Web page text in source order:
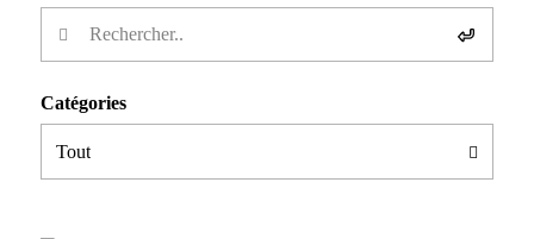
Catégories